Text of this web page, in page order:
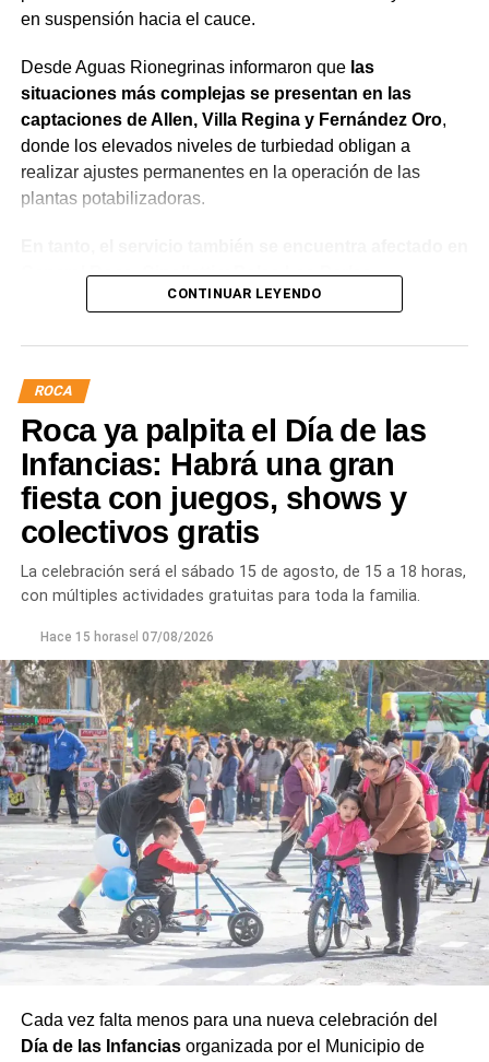
en suspensión hacia el cauce.
Desde Aguas Rionegrinas informaron que las
situaciones más complejas se presentan en las
captaciones de Allen, Villa Regina y Fernández Oro,
donde los elevados niveles de turbiedad obligan a
realizar ajustes permanentes en la operación de las
plantas potabilizadoras.
General Roca, Cipolletti y Balsa Las Perlas,
localidades donde podrían registrarse bajas de
trabaja para sostener la producción de agua potable.
Por otra parte, en Gral. E. Godoy se registran valores de
turbiedad cercanos a 80 NTU, mientras que en
Chichinales rondan los 10 NTU. En ambos casos, las
plantas continúan funcionando con monitoreo
permanente.
Los equipos técnicos de Aguas Rionegrinas mantienen
un seguimiento constante de la evolución de la turbiedad
para adecuar la producción de agua potable de acuerdo
con las condiciones que presenta el río.
CONTINUAR LEYENDO
ROCA
Roca ya palpita el Día de las
Infancias: Habrá una gran
fiesta con juegos, shows y
colectivos gratis
La celebración será el sábado 15 de agosto, de 15 a 18 horas,
con múltiples actividades gratuitas para toda la familia.
Hace 15 horasel 07/08/2026
Cada vez falta menos para una nueva celebración del
Día de las Infanciasorganizada por el Municipio de